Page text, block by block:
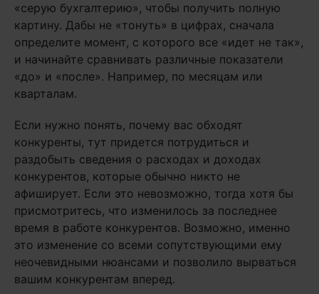
«серую бухгалтерию», чтобы получить полную
картину. Дабы не «тонуть» в цифрах, сначала
определите момент, с которого все «идет не так»,
и начинайте сравнивать различные показатели
«до» и «после». Например, по месяцам или
кварталам.
Если нужно понять, почему вас обходят
конкуренты, тут придется потрудиться и
раздобыть сведения о расходах и доходах
конкурентов, которые обычно никто не
афиширует. Если это невозможно, тогда хотя бы
присмотритесь, что изменилось за последнее
время в работе конкурентов. Возможно, именно
это изменение со всеми сопутствующими ему
неочевидными нюансами и позволило вырваться
вашим конкурентам вперед.